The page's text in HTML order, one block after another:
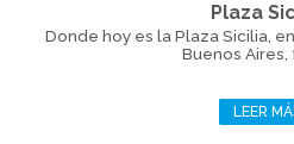
Plaza
Donde hoy es la Plaza Sicilia,
Buenos Aires,
LEER